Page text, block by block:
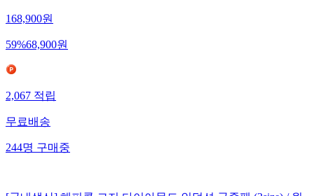
168,900원
59%68,900원
2,067 적립
무료배송
244명 구매중